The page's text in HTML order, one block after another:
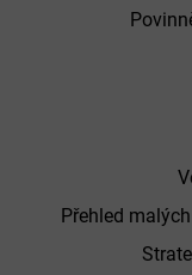
Přehled